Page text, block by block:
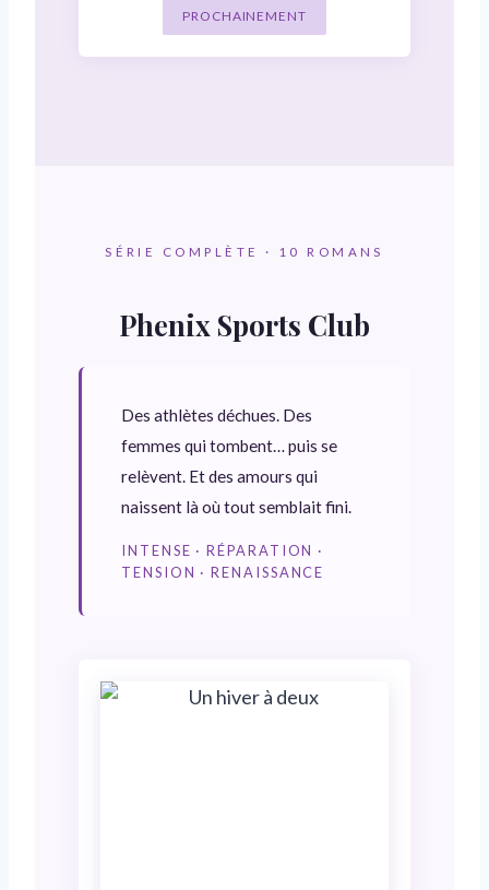
PROCHAINEMENT
SÉRIE COMPLÈTE · 10 ROMANS
Phenix Sports Club
Des athlètes déchues. Des
femmes qui tombent… puis se
relèvent. Et des amours qui
naissent là où tout semblait fini.
INTENSE · RÉPARATION ·
TENSION · RENAISSANCE